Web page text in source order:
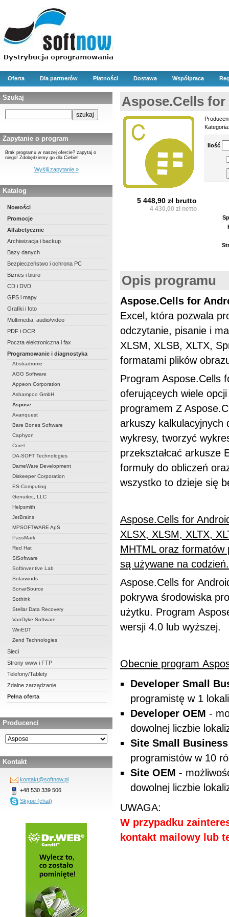
Oferta Dla partnerów Płatności Dostawa Współpraca
Szukaj
Zapytanie o program
Brak programu w naszej ofercie? zapytaj o
niego! Zdobędziemy go dla Ciebie!
Wyślij zapytanie »
Katalog
Nowości
Promocje
Alfabetycznie
Archiwizacja i backup
Bazy danych
Bezpieczeństwo i ochrona PC
Biznes i biuro
CD i DVD
GPS i mapy
Grafiki i foto
Multimedia, audio/video
PDF i OCR
Poczta elektroniczna i fax
Programowanie i diagnostyka
Abstradrome
AGG Software
Appeon Corporation
Ashampoo GmbH
Aspose
Avanquest
Bare Bones Software
Caphyon
Corel
DA-SOFT Technologies
DameWare Development
Diskeeper Corporation
ES-Computing
Genuitec, LLC
Helpsmith
JetBrains
MPSOFTWARE ApS
PassMark
Red Hat
SiSoftware
Softinventive Lab
Solarwinds
SonarSource
Sothink
Stellar Data Recovery
VanDyke Software
WinEDT
Zend Technologies
Sieci
Strony www i FTP
Telefony/Tablety
Zdalne zarządzanie
Pełna oferta
Producenci
Kontakt
kontakt@softnow.pl
+48 530 339 506
Skype (chat)
Aspose.Cells
Ilość
5 448,90 zł brutto
4 430,00 zł netto
Opis programu
Aspose.Cells for
Excel, która pozwala
odczytanie, pisanie i
XLSM, XLSB, XLTX,
formatami plików
Program Aspose.Cells
oferująceych wiele
programem Z
arkuszy kalkulacyjnych
wykresy, tworzyć
przekształcać arkusze
formuły do obliczeń
wszystko to dzieje się
Aspose.Cells for
XLSX, XLSM, XLTX,
MHTML oraz formatów
są używane na codzień.
Aspose.Cells for
pokrywa środowiska
użytku. Program
wersji 4.0 lub wyższej.
Obecnie program
Developer Small
programistę w 1
Developer OEM -
dowolnej liczbie
Site Small Business
programistów w 10
Site OEM -
dowolnej liczbie
UWAGA:
W przypadku
kontakt mailowy lub